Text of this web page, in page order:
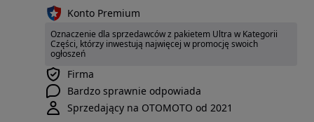
Konto Premium
Oznaczenie dla sprzedawców z pakietem Ultra w Kategorii
Części, którzy inwestują najwięcej w promocję swoich
ogłoszeń
Firma
Bardzo sprawnie odpowiada
Sprzedający na OTOMOTO od 2021